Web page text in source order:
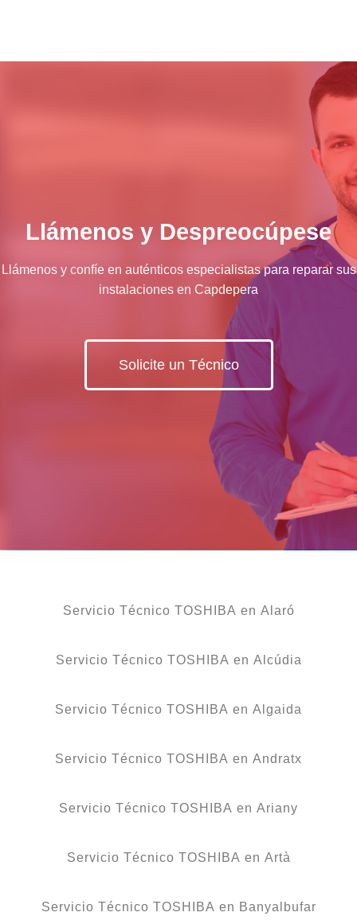
Llámenos y Despreocúpese
Llámenos y confíe en auténticos especialistas para reparar sus
instalaciones en Capdepera
Solicite un Técnico
Servicio Técnico TOSHIBA en Alaró
Servicio Técnico TOSHIBA en Alcúdia
Servicio Técnico TOSHIBA en Algaida
Servicio Técnico TOSHIBA en Andratx
Servicio Técnico TOSHIBA en Ariany
Servicio Técnico TOSHIBA en Artà
Servicio Técnico TOSHIBA en Banyalbufar